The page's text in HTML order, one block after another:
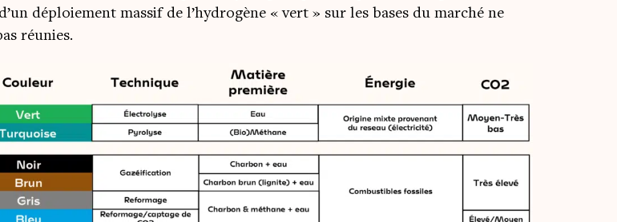
déploie­ment mas­sif de l’hydrogène « vert » sur les bases du mar­ché ne
réunies.